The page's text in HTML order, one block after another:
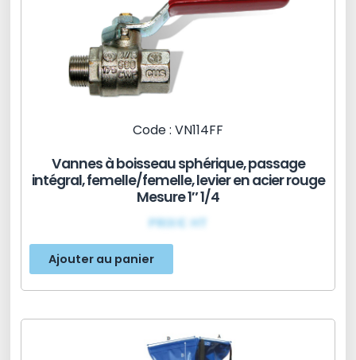
Code : VN114FF
Vannes à boisseau sphérique, passage
intégral, femelle/femelle, levier en acier rouge
Mesure 1″ 1/4
PRIX€ HT
Ajouter au panier